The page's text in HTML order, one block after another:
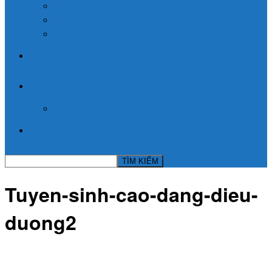
Tuyen-sinh-cao-dang-dieu-
duong2